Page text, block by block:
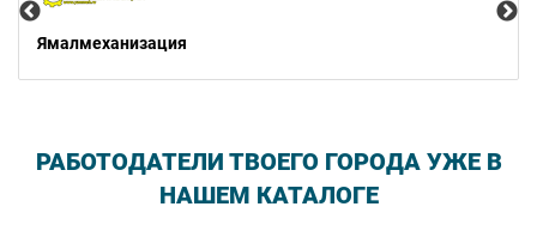
Ямалмеханизация
РАБОТОДАТЕЛИ ТВОЕГО ГОРОДА УЖЕ В
НАШЕМ КАТАЛОГЕ